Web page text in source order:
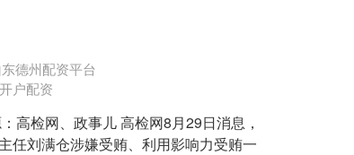
德州配资平台
户配资
高检网、政事儿 高检网8月29日消息，
任刘满仓涉嫌受贿、利用影响力受贿一